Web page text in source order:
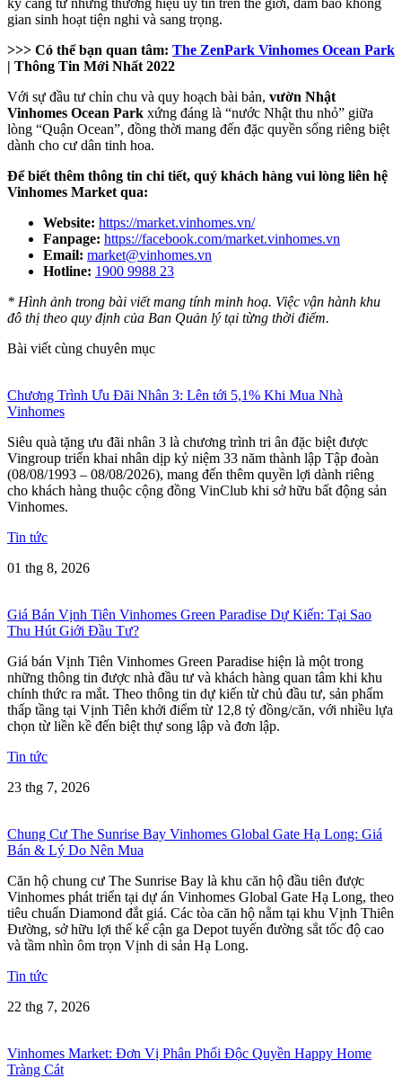
kỹ càng từ những thương hiệu uy tín trên thế giới, đảm bảo không
gian sinh hoạt tiện nghi và sang trọng.
>>> Có thể bạn quan tâm: The ZenPark Vinhomes Ocean Park
| Thông Tin Mới Nhất 2022
Với sự đầu tư chỉn chu và quy hoạch bài bản, vườn Nhật
Vinhomes Ocean Park xứng đáng là “nước Nhật thu nhỏ” giữa
lòng “Quận Ocean”, đồng thời mang đến đặc quyền sống riêng biệt
dành cho cư dân tinh hoa.
Để biết thêm thông tin chi tiết, quý khách hàng vui lòng liên hệ
Vinhomes Market qua:
Website: https://market.vinhomes.vn/
Fanpage: https://facebook.com/market.vinhomes.vn
Email: market@vinhomes.vn
Hotline: 1900 9988 23
* Hình ảnh trong bài viết mang tính minh hoạ. Việc vận hành khu
đô thị theo quy định của Ban Quản lý tại từng thời điểm.
Bài viết cùng chuyên mục
Chương Trình Ưu Đãi Nhân 3: Lên tới 5,1% Khi Mua Nhà
Vinhomes
Siêu quà tặng ưu đãi nhân 3 là chương trình tri ân đặc biệt được
Vingroup triển khai nhân dịp kỷ niệm 33 năm thành lập Tập đoàn
(08/08/1993 – 08/08/2026), mang đến thêm quyền lợi dành riêng
cho khách hàng thuộc cộng đồng VinClub khi sở hữu bất động sản
Vinhomes.
Tin tức
01 thg 8, 2026
Giá Bán Vịnh Tiên Vinhomes Green Paradise Dự Kiến: Tại Sao
Thu Hút Giới Đầu Tư?
Giá bán Vịnh Tiên Vinhomes Green Paradise hiện là một trong
những thông tin được nhà đầu tư và khách hàng quan tâm khi khu
chính thức ra mắt. Theo thông tin dự kiến từ chủ đầu tư, sản phẩm
thấp tầng tại Vịnh Tiên khởi điểm từ 12,8 tỷ đồng/căn, với nhiều lựa
chọn từ liền kề đến biệt thự song lập và đơn lập.
Tin tức
23 thg 7, 2026
Chung Cư The Sunrise Bay Vinhomes Global Gate Hạ Long: Giá
Bán & Lý Do Nên Mua
Căn hộ chung cư The Sunrise Bay là khu căn hộ đầu tiên được
Vinhomes phát triển tại dự án Vinhomes Global Gate Hạ Long, theo
tiêu chuẩn Diamond đắt giá. Các tòa căn hộ nằm tại khu Vịnh Thiên
Đường, sở hữu lợi thế kế cận ga Depot tuyến đường sắt tốc độ cao
và tầm nhìn ôm trọn Vịnh di sản Hạ Long.
Tin tức
22 thg 7, 2026
Vinhomes Market: Đơn Vị Phân Phối Độc Quyền Happy Home
Tràng Cát